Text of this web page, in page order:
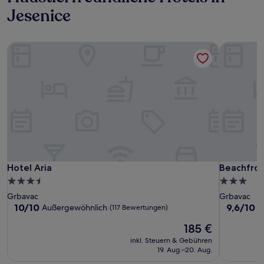
Jesenice
Hotel Aria
Hotel Aria
3.5-
Sterne-
Unterkunft
Grbavac
10.0
10/10 Außergewöhnlich (117 Bewertungen)
Der
Preis
beträgt
185 €
inkl. Steuern & Gebühren
19. Aug.–20. Aug.
3.0-
Sterne-
Grbavac
9.6
9,6/10